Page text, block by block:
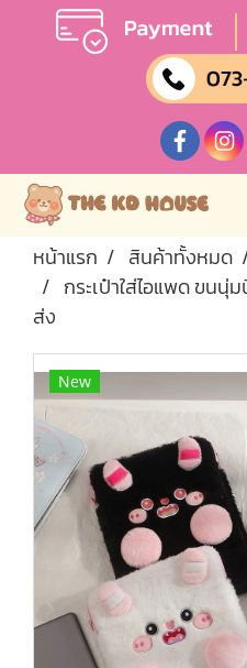
หน้าแรก สินค้าทั้งหมด
กระเป๋าใส่ไอแพด ขนนุ่
ส่ง
New